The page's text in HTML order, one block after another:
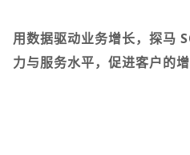
用数据驱动业务增长，探马
力与服务水平，促进客户的增